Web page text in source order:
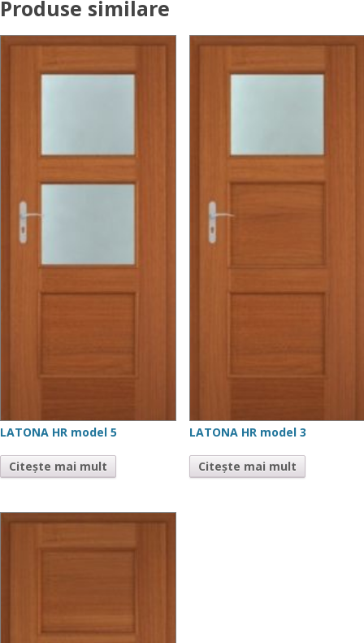
Produse similare
LATONA HR model 5
Citește mai mult
LATONA HR model 3
Citește mai mult